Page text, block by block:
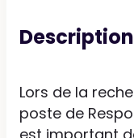
Description
Lors de la
poste de